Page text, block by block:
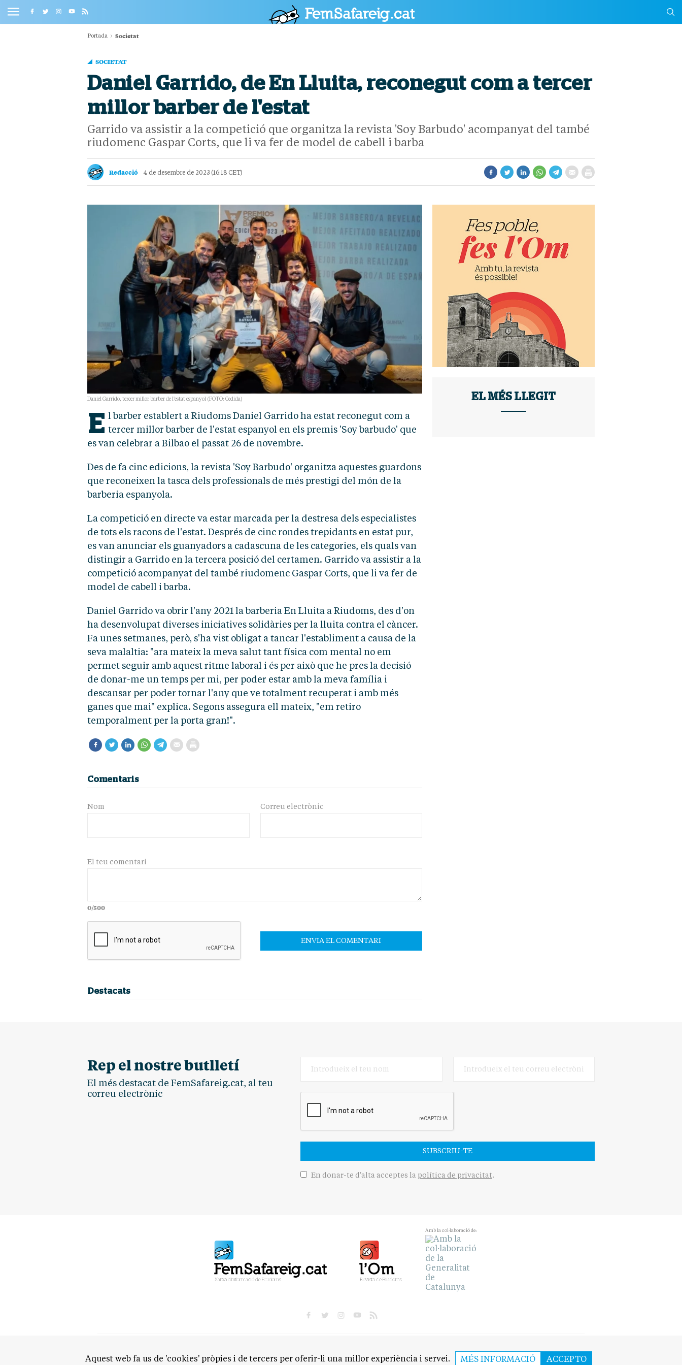
Portada Societat
SOCIETAT
Daniel Garrido, de En Lluita, reconegut com a tercer
millor barber de l'estat
Garrido va assistir a la competició que organitza la revista 'Soy Barbudo' acompanyat del també
riudomenc Gaspar Corts, que li va fer de model de cabell i barba
Redacció 4 de desembre de 2023 (16:18 CET)
Daniel Garrido, tercer millor barber de l'estat espanyol (FOTO: Cedida)
E
l barber establert a Riudoms Daniel Garrido ha estat reconegut com a
tercer millor barber de l'estat espanyol en els premis 'Soy barbudo' que
es van celebrar a Bilbao el passat 26 de novembre.
Des de fa cinc edicions, la revista 'Soy Barbudo' organitza aquestes guardons
que reconeixen la tasca dels professionals de més prestigi del món de la
barberia espanyola.
La competició en directe va estar marcada per la destresa dels especialistes
de tots els racons de l'estat. Després de cinc rondes trepidants en estat pur,
es van anunciar els guanyadors a cadascuna de les categories, els quals van
distingir a Garrido en la tercera posició del certamen. Garrido va assistir a la
competició acompanyat del també riudomenc Gaspar Corts, que li va fer de
model de cabell i barba.
Daniel Garrido va obrir l'any 2021 la barberia En Lluita a Riudoms, des d'on
ha desenvolupat diverses iniciatives solidàries per la lluita contra el càncer.
Fa unes setmanes, però, s'ha vist obligat a tancar l'establiment a causa de la
seva malaltia: "ara mateix la meva salut tant física com mental no em
permet seguir amb aquest ritme laboral i és per això que he pres la decisió
de donar-me un temps per mi, per poder estar amb la meva família i
descansar per poder tornar l'any que ve totalment recuperat i amb més
ganes que mai" explica. Segons assegura ell mateix, "em retiro
temporalment per la porta gran!".
Comentaris
Nom Correu electrònic
El teu comentari
0/500
Destacats
EL MÉS LLEGIT
Rep el nostre butlletí
El més destacat de FemSafareig.cat, al teu
correu electrònic
SUBSCRIU-TE
En donar-te d'alta acceptes la política de privacitat.
Amb la col·laboració de:
Aquest web fa us de 'cookies' pròpies i de tercers per oferir-li una millor experiència i servei. MÉS INFORMACIÓ ACCEPTO